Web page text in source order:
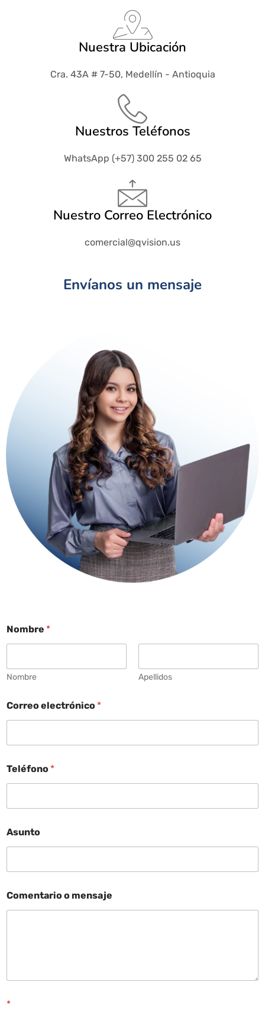
Nuestra Ubicación
Cra. 43A # 7-50, Medellín - Antioquia
Nuestros Teléfonos
WhatsApp (+57) 300 255 02 65
Nuestro Correo Electrónico
comercial@qvision.us
Envíanos un mensaje
Nombre *
Nombre Apellidos
Correo electrónico *
Teléfono *
Asunto
Comentario o mensaje
*